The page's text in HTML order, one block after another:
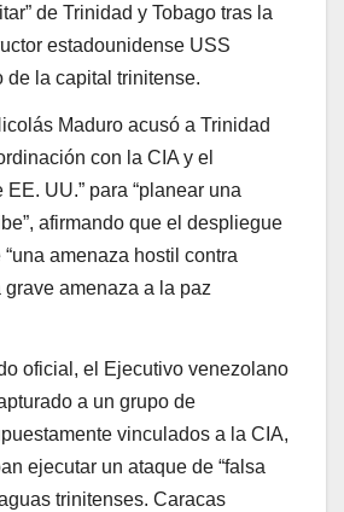
de Trinidad y Tobago tras la
estadounidense USS
de la capital trinitense.
Maduro acusó a Trinidad
con la CIA y el
UU.” para “planear una
afirmando que el despliegue
amenaza hostil contra
amenaza a la paz
oficial, el Ejecutivo venezolano
a un grupo de
vinculados a la CIA,
ejecutar un ataque de “falsa
trinitenses. Caracas